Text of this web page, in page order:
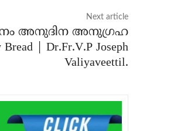
Next article
അനുദിന അനുഗ്രഹ
| Dr.Fr.V.P Joseph
Valiyaveettil.